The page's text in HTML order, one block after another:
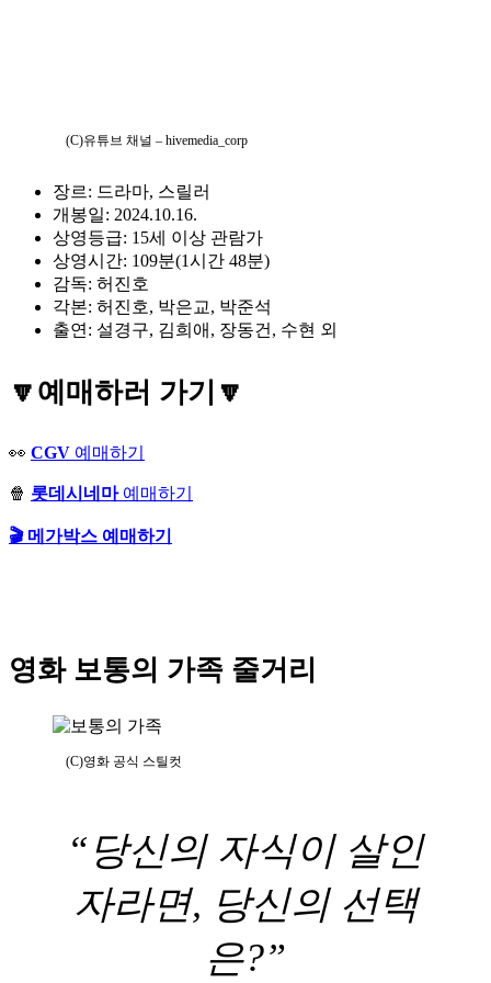
(C)유튜브 채널 – hivemedia_corp
장르: 드라마, 스릴러
개봉일: 2024.10.16.
상영등급: 15세 이상 관람가
상영시간: 109분(1시간 48분)
감독: 허진호
각본: 허진호, 박은교, 박준석
출연: 설경구, 김희애, 장동건, 수현 외
🔽 예매하러 가기 🔽
👀 CGV 예매하기
🍿 롯데시네마예매하기
🎬 메가박스 예매하기
영화 보통의 가족 줄거리
(C)영화 공식 스틸컷
“당신의 자식이 살인
자라면, 당신의 선택
은?”